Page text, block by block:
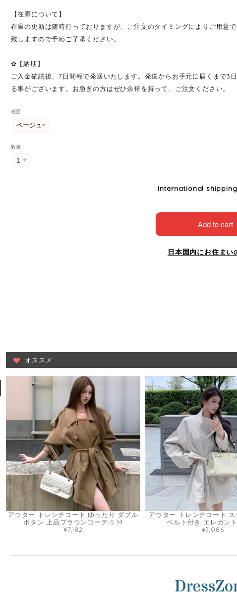
【在庫について】
在庫の更新は随時行っておりますが、ご注文のタイミングによりご用意
致しますので予めご了承ください。
✿【納期】
ご入金確認後、7日間程で発送いたします。発送からお手元に届くまで3
る事がございます。お急ぎの方はぜひ余裕を持って、ご注文ください。
種類
数量
International
Add to cart
日本国内にお住まい
オススメ
アウター トレンチコート ゆったり ダブル
ボタン 上品ブラウンコーデ S M
¥7,182
アウター トレンチコート ス
ベルト付き エレガン
¥7,086